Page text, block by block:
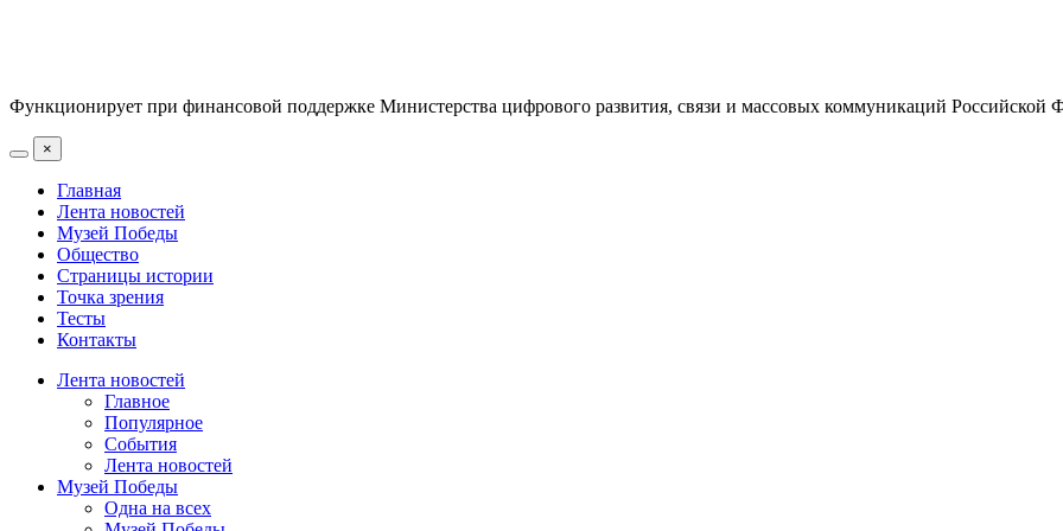
Функционирует при финансовой поддержке Министерства цифрового развития, связи и массовых коммуникаций Российской
×
Главная
Лента новостей
Музей Победы
Общество
Страницы истории
Точка зрения
Тесты
Контакты
Лента новостей
Главное
Популярное
События
Лента новостей
Музей Победы
Одна на всех